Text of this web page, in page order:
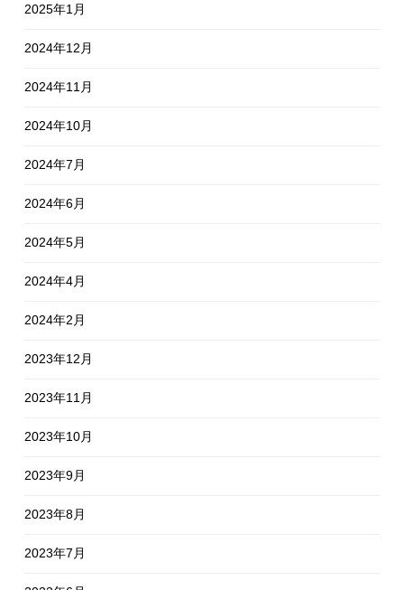
2025年1月
2024年12月
2024年11月
2024年10月
2024年7月
2024年6月
2024年5月
2024年4月
2024年2月
2023年12月
2023年11月
2023年10月
2023年9月
2023年8月
2023年7月